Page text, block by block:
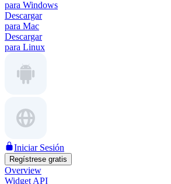
para Windows
Descargar
para Mac
Descargar
para Linux
Iniciar Sesión
Regístrese gratis
Overview
Widget API